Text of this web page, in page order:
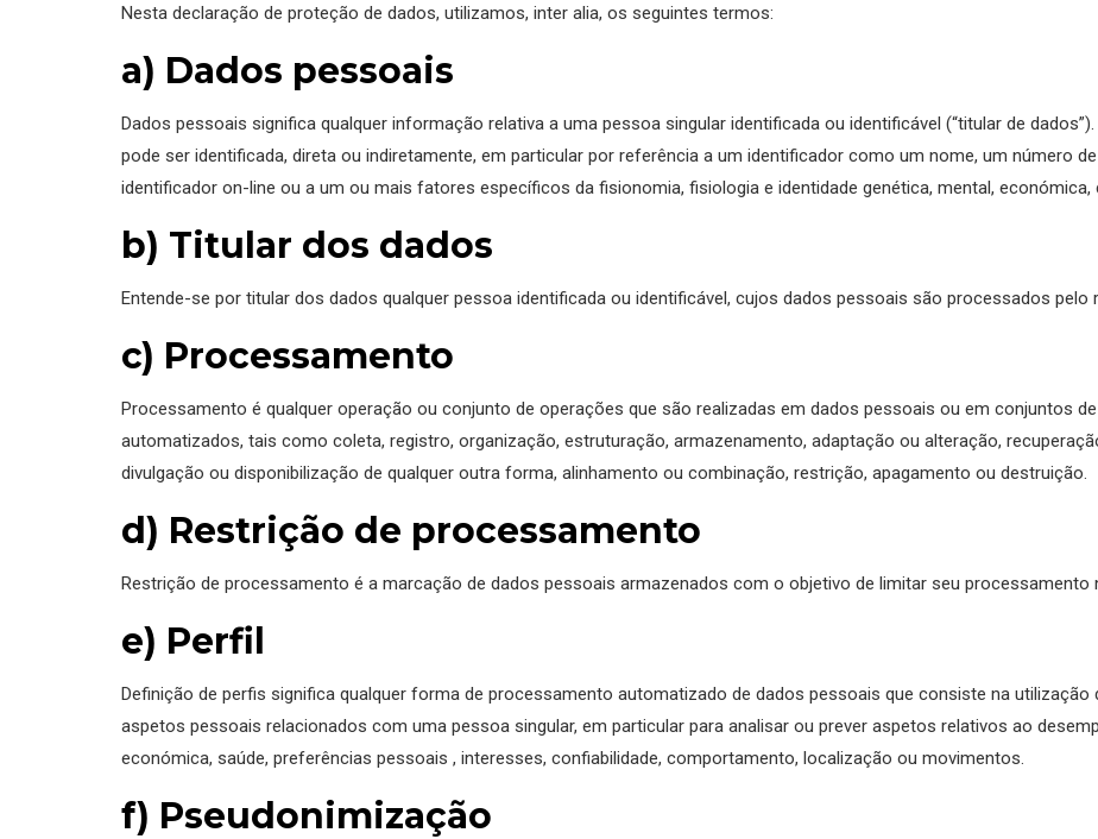
Nesta declaração de proteção de dados, utilizamos, inter alia, os seguintes termos:
a) Dados pessoais
Dados pessoais significa qualquer informação relativa a uma pessoa singular identificada ou identificável (“titular de
pode ser identificada, direta ou indiretamente, em particular por referência a um identificador como um nome, um número
identificador on-line ou a um ou mais fatores específicos da fisionomia, fisiologia e identidade genética, mental,
b) Titular dos dados
Entende-se por titular dos dados qualquer pessoa identificada ou identificável, cujos dados pessoais são processados pelo
c) Processamento
Processamento é qualquer operação ou conjunto de operações que são realizadas em dados pessoais ou em conjuntos
automatizados, tais como coleta, registro, organização, estruturação, armazenamento, adaptação ou alteração,
divulgação ou disponibilização de qualquer outra forma, alinhamento ou combinação, restrição, apagamento ou destruição.
d) Restrição de processamento
Restrição de processamento é a marcação de dados pessoais armazenados com o objetivo de limitar seu processamento
e) Perfil
Definição de perfis significa qualquer forma de processamento automatizado de dados pessoais que consiste na utilização
aspetos pessoais relacionados com uma pessoa singular, em particular para analisar ou prever aspetos relativos ao
económica, saúde, preferências pessoais , interesses, confiabilidade, comportamento, localização ou movimentos.
f) Pseudonimização